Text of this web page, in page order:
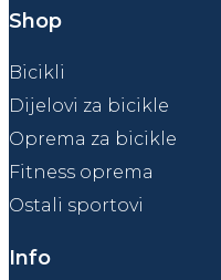
Shop
Bicikli
Dijelovi za bicikle
Oprema za bicikle
Fitness oprema
Ostali sportovi
Info